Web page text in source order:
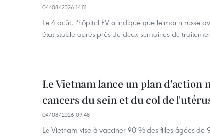
04/08/2026 14:51
Le 4 août, l'hôpital FV a indiqué que le marin russe
état stable après près de deux semaines de
Le Vietnam lance un plan d'action
cancers du sein et du col de
04/08/2026 09:48
Le Vietnam vise à vacciner 90 % des filles âgées de